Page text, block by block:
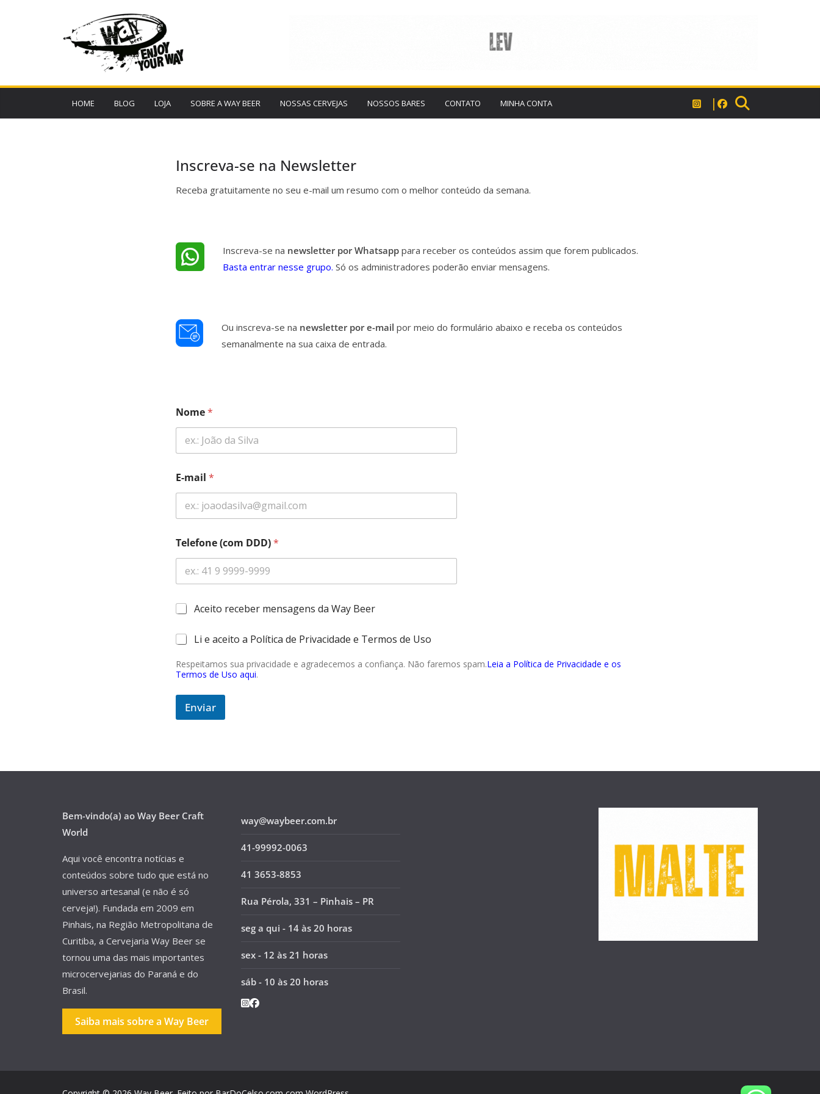
HOME BLOG LOJA SOBRE A WAY BEER NOSSAS CERVEJAS NOSSOS BARES CONTATO MINHA CONTA
Inscreva-se na Newsletter
Receba gratuitamente no seu e-mail um resumo com o melhor conteúdo da semana.
Inscreva-se na newsletter por Whatsapp para receber os conteúdos assim que forem publicados.
Basta entrar nesse grupo. Só os administradores poderão enviar mensagens.
Ou inscreva-se na newsletter por e-mail por meio do formulário abaixo e receba os conteúdos
semanalmente na sua caixa de entrada.
Nome*
E-mail *
Telefone (com DDD)*
C
a
i
x
s
d
m
r
ã
Aceito receber mensagens da Way Beer
C
i
x
s
C
a
i
x
s
e
o
*
Li e aceito a Política de Privacidade e Termos de Uso
Respeitamos sua privacidade e agradecemos a confiança. Não faremos spam.Leia a Política de Privacidade e os
Termos de Uso aqui.
Enviar
Bem-vindo(a) ao Way Beer Craft
World
Aqui você encontra notícias e
conteúdos sobre tudo que está no
universo artesanal (e não é só
cerveja!). Fundada em 2009 em
Pinhais, na Região Metropolitana de
Curitiba, a Cervejaria Way Beer se
tornou uma das mais importantes
microcervejarias do Paraná e do
Brasil.
Saiba mais sobre a Way Beer
way@waybeer.com.br
41-99992-0063
41 3653-8853
Rua Pérola, 331 – Pinhais – PR
seg a qui - 14 às 20 horas
sex - 12 às 21 horas
sáb - 10 às 20 horas